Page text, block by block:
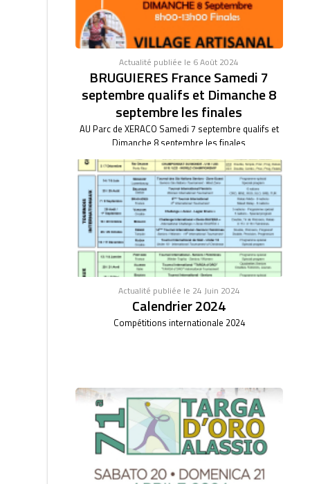
Actualité publiée le 6 Août 2024
BRUGUIERES France Samedi 7
septembre qualifs et Dimanche 8
septembre les finales
AU Parc de XERACO Samedi 7 septembre qualifs et
Dimanche 8 septembre les finales
Actualité publiée le 24 Juin 2024
Calendrier 2024
Compétitions internationale 2024